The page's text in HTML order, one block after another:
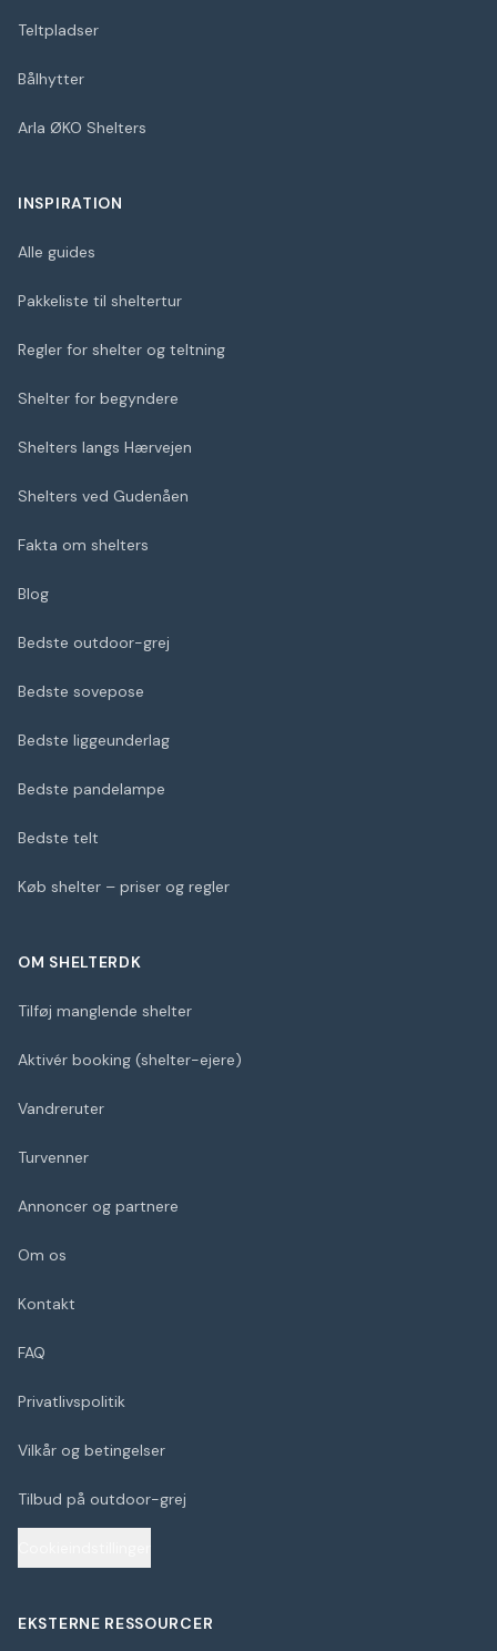
Teltpladser
Bålhytter
Arla ØKO Shelters
INSPIRATION
Alle guides
Pakkeliste til sheltertur
Regler for shelter og teltning
Shelter for begyndere
Shelters langs Hærvejen
Shelters ved Gudenåen
Fakta om shelters
Blog
Bedste outdoor-grej
Bedste sovepose
Bedste liggeunderlag
Bedste pandelampe
Bedste telt
Køb shelter – priser og regler
OM SHELTERDK
Tilføj manglende shelter
Aktivér booking (shelter-ejere)
Vandreruter
Turvenner
Annoncer og partnere
Om os
Kontakt
FAQ
Privatlivspolitik
Vilkår og betingelser
Tilbud på outdoor-grej
EKSTERNE RESSOURCER